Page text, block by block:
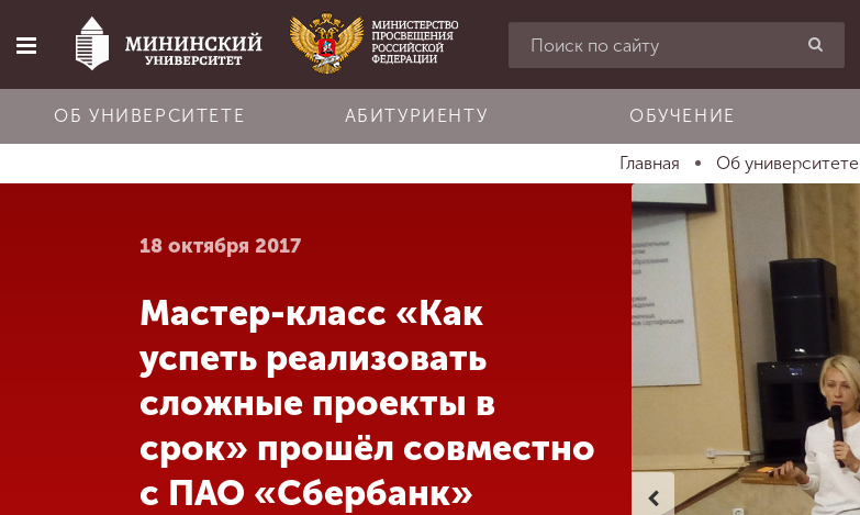
Главная
Об университете
Абитуриенту
Обучение
ОБ УНИВЕРСИТЕТЕ АБИТУРИЕНТУ ОБУЧЕНИЕ
Главная Об университете
18 октября 2017
Мастер-класс «Как
успеть реализовать
сложные проекты в
срок» прошёл совместно
с ПАО «Сбербанк»